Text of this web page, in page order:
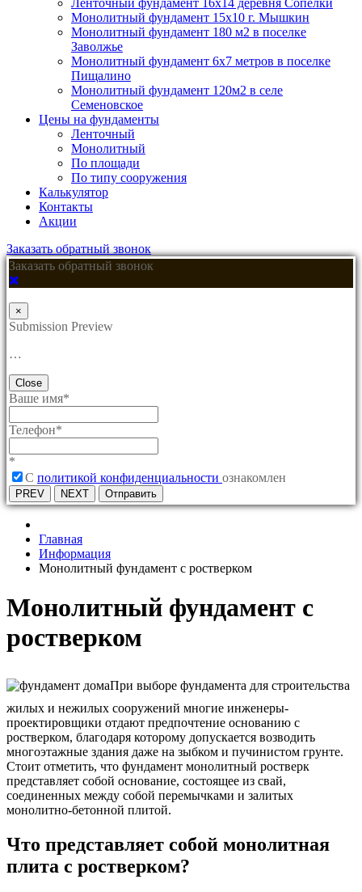
Ленточный фундамент 16х14 деревня Сопелки
Монолитный фундамент 15х10 г. Мышкин
Монолитный фундамент 180 м2 в поселке
Заволжье
Монолитный фундамент 6х7 метров в поселке
Пищалино
Монолитный фундамент 120м2 в селе
Семеновское
Цены на фундаменты
Ленточный
Монолитный
По площади
По типу сооружения
Калькулятор
Контакты
Акции
Заказать обратный звонок
Заказать обратный звонок
×
Submission Preview
…
Close
Ваше имя*
Телефон*
*
C политикой конфиденциальности ознакомлен
PREV NEXT Отправить
Главная
Информация
Монолитный фундамент с ростверком
Монолитный фундамент с
ростверком
При выборе фундамента для строительства
жилых и нежилых сооружений многие инженеры-
проектировщики отдают предпочтение основанию с
ростверком, благодаря которому допускается возводить
многоэтажные здания даже на зыбком и пучинистом грунте.
Стоит отметить, что фундамент монолитный ростверк
представляет собой основание, состоящее из свай,
соединенных между собой перемычками и залитых
монолитно-бетонной плитой.
Что представляет собой монолитная
плита с ростверком?